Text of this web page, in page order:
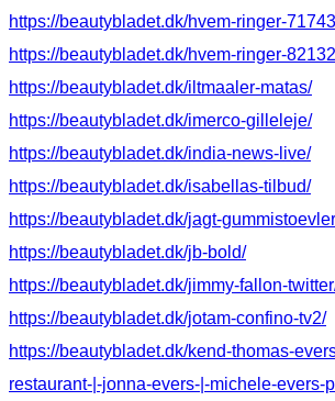
https://beautybladet.dk/hvem-ringer-
https://beautybladet.dk/hvem-ringer-
https://beautybladet.dk/iltmaaler-matas/
https://beautybladet.dk/imerco-gilleleje/
https://beautybladet.dk/india-news-live/
https://beautybladet.dk/isabellas-tilbud/
https://beautybladet.dk/jagt-
https://beautybladet.dk/jb-bold/
https://beautybladet.dk/jimmy-fallon-
https://beautybladet.dk/jotam-confino-tv2/
https://beautybladet.dk/kend-thomas-
restaurant-|-jonna-evers-|-michele-evers-